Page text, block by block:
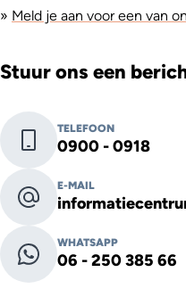
» Meld je aan voor een van
Stuur ons een
TELEFOON
0900 - 0918
E-MAIL
WHATSAPP
06 - 250 385 66